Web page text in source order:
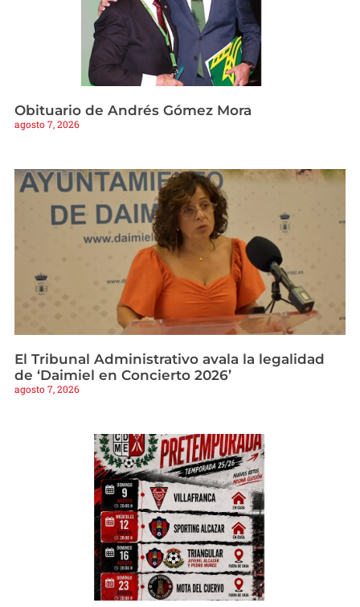
Obituario de Andrés Gómez Mora
agosto 7, 2026
El Tribunal Administrativo avala la legalidad
de ‘Daimiel en Concierto 2026’
agosto 7, 2026